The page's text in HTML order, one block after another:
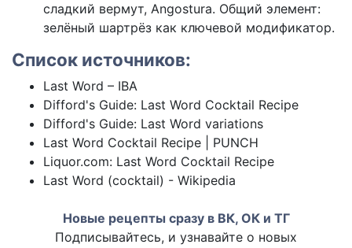
сладкий вермут, Angostura. Общий элемент:
зелёный шартрёз как ключевой модификатор.
Список источников:
Last Word – IBA
Difford's Guide: Last Word Cocktail Recipe
Difford's Guide: Last Word variations
Last Word Cocktail Recipe | PUNCH
Liquor.com: Last Word Cocktail Recipe
Last Word (cocktail) - Wikipedia
Новые рецепты сразу в ВК, ОК и ТГ
Подписывайтесь, и узнавайте о новых